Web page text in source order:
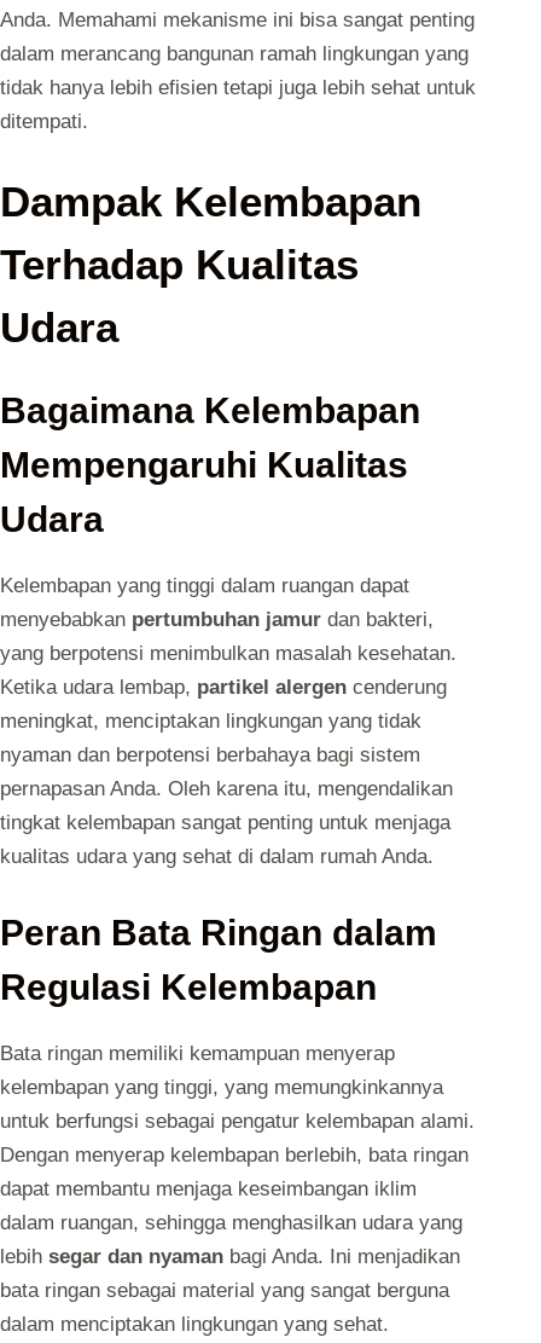
Anda. Memahami mekanisme ini bisa sangat penting
dalam merancang bangunan ramah lingkungan yang
tidak hanya lebih efisien tetapi juga lebih sehat untuk
ditempati.
Dampak Kelembapan
Terhadap Kualitas
Udara
Bagaimana Kelembapan
Mempengaruhi Kualitas
Udara
Kelembapan yang tinggi dalam ruangan dapat
menyebabkan pertumbuhan jamur dan bakteri,
yang berpotensi menimbulkan masalah kesehatan.
Ketika udara lembap, partikel alergen cenderung
meningkat, menciptakan lingkungan yang tidak
nyaman dan berpotensi berbahaya bagi sistem
pernapasan Anda. Oleh karena itu, mengendalikan
tingkat kelembapan sangat penting untuk menjaga
kualitas udara yang sehat di dalam rumah Anda.
Peran Bata Ringan dalam
Regulasi Kelembapan
Bata ringan memiliki kemampuan menyerap
kelembapan yang tinggi, yang memungkinkannya
untuk berfungsi sebagai pengatur kelembapan alami.
Dengan menyerap kelembapan berlebih, bata ringan
dapat membantu menjaga keseimbangan iklim
dalam ruangan, sehingga menghasilkan udara yang
lebih segar dan nyaman bagi Anda. Ini menjadikan
bata ringan sebagai material yang sangat berguna
dalam menciptakan lingkungan yang sehat.